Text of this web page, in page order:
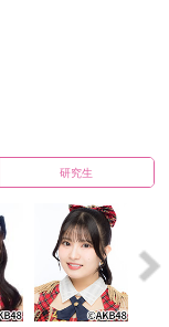
研究生